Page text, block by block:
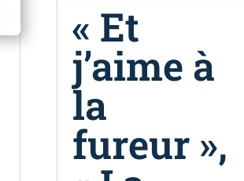
« Et
j’aime à
la
fureur »,